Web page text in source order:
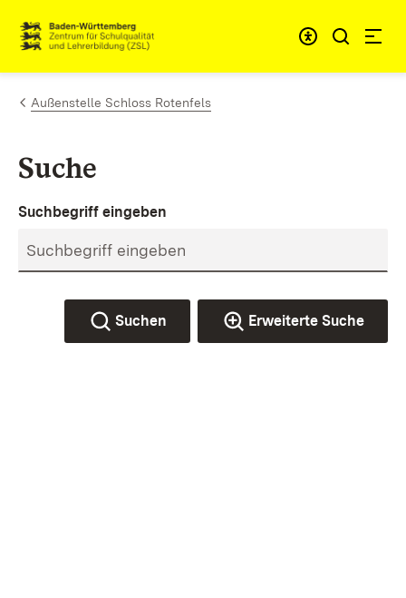
Zum Inhalt springen
Link zur Startseite
Außenstelle Schloss Rotenfels
Suche
Suchbegriff eingeben
Suchen Erweiterte Suche